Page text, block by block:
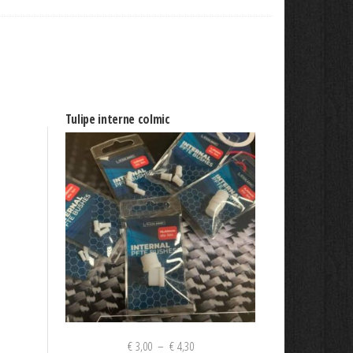
Tulipe interne colmic
€3,00 – €4,30Plage